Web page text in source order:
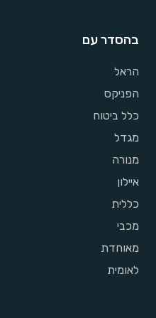
בהסדר עם
הראל
הפניקס
כלל ביטוח
מגדל
מנורה
איילון
כללית
מכבי
מאוחדת
לאומית